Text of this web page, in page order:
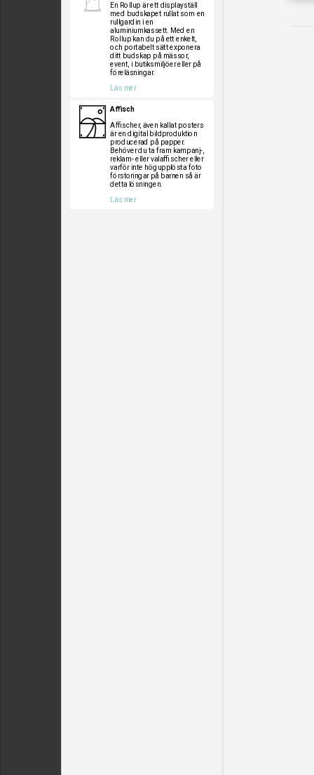
En Rollup är ett displayställ
med budskapet rullat som en
rullgardin i en
aluminiumkassett. Med en
Rollup kan du på ett enkelt,
och portabelt sätt exponera
ditt budskap på mässor,
event, i butiksmiljöer eller på
föreläsningar.
Läs mer
Affisch
Affischer, även kallat posters
är en digital bildproduktion
producerad på papper.
Behöver du ta fram kampanj-,
reklam- eller valaffischer eller
varför inte högupplösta foto
förstoringar på barnen så är
detta lösningen.
Läs mer